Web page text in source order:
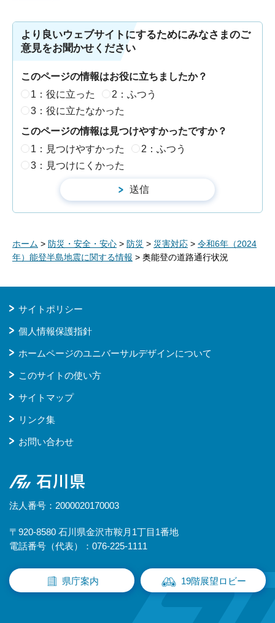
より良いウェブサイトにするためにみなさまのご
意見をお聞かせください
このページの情報はお役に立ちましたか？
1：役に立った
2：ふつう
3：役に立たなかった
このページの情報は見つけやすかったですか？
1：見つけやすかった
2：ふつう
3：見つけにくかった
ホーム > 防災・安全・安心 > 防災 > 災害対応 > 令和6年（2024
年）能登半島地震に関する情報 > 奥能登の道路通行状況
サイトポリシー
個人情報保護指針
ホームページのユニバーサルデザインについて
このサイトの使い方
サイトマップ
リンク集
お問い合わせ
石川県
法人番号：2000020170003
〒920-8580 石川県金沢市鞍月1丁目1番地
電話番号（代表）：076-225-1111
県庁案内 19階展望ロビー